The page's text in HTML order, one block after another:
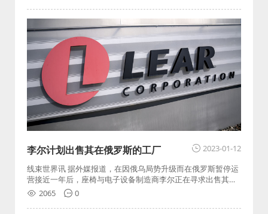
2023-01-12
李尔计划出售其在俄罗斯的工厂
线束世界讯 据外媒报道，在因俄乌局势升级而在俄罗斯暂停运
营接近一年后，座椅与电子设备制造商李尔正在寻求出售其位
于俄罗斯的三座工厂
2065 0